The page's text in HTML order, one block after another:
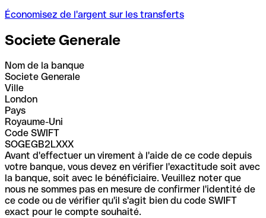
Économisez de l'argent sur les transferts
Societe Generale
Nom de la banque
Societe Generale
Ville
London
Pays
Royaume-Uni
Code SWIFT
SOGEGB2LXXX
Avant d'effectuer un virement à l'aide de ce code depuis
votre banque, vous devez en vérifier l'exactitude soit avec
la banque, soit avec le bénéficiaire. Veuillez noter que
nous ne sommes pas en mesure de confirmer l'identité de
ce code ou de vérifier qu'il s'agit bien du code SWIFT
exact pour le compte souhaité.